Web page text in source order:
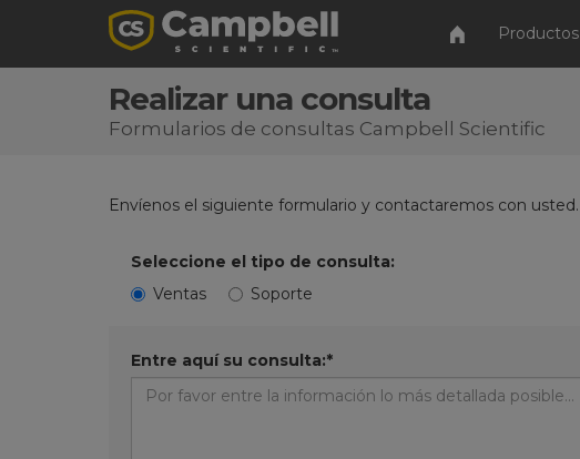
Productos
Realizar una consulta
Formularios de consultas Campbell Scientific
Envíenos el siguiente formulario y contactaremos con usted.
Seleccione el tipo de consulta:
Ventas
Soporte
Entre aquí su consulta:*